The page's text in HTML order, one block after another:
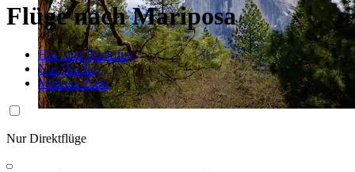
Flüge nach Mariposa
Hin- und Rückflug
Nur Hinflug
Mehrere Ziele
Nur Direktflüge